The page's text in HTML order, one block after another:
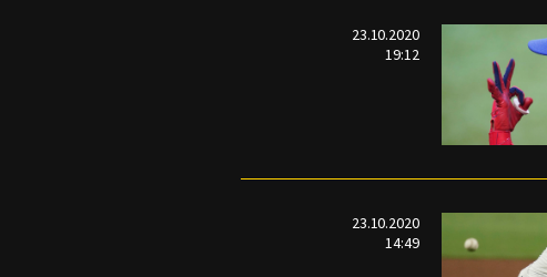
23.10.2020
19:12
23.10.2020
14:49